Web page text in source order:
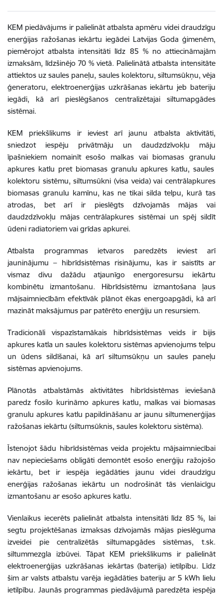
KEM piedāvājums ir palielināt atbalsta apmēru videi draudzīgu
enerģijas ražošanas iekārtu iegādei Latvijas Goda ģimenēm,
piemērojot atbalsta intensitāti līdz 85 % no attiecināmajām
izmaksām, līdzšinējo 70 % vietā. Palielinātā atbalsta intensitāte
attiektos uz saules paneļu, saules kolektoru, siltumsūkņu, vēja
ģeneratoru, elektroenerģijas uzkrāšanas iekārtu jeb bateriju
iegādi, kā arī pieslēgšanos centralizētajai siltumapgādes
sistēmai.
KEM priekšlikums ir ieviest arī jaunu atbalsta aktivitāti,
sniedzot iespēju privātmāju un daudzdzīvokļu māju
īpašniekiem nomainīt esošo malkas vai biomasas granulu
apkures katlu pret biomasas granulu apkures katlu, saules
kolektoru sistēmu, siltumsūkni (visa veida) vai centrālapkures
biomasas granulu kamīnu, kas ne tikai silda telpu, kurā tas
atrodas, bet arī ir pieslēgts dzīvojamās mājas vai
daudzdzīvokļu mājas centrālapkures sistēmai un spēj sildīt
ūdeni radiatoriem vai grīdas apkurei.
Atbalsta programmas ietvaros paredzēts ieviest arī
jauninājumu – hibrīdsistēmas risinājumu, kas ir saistīts ar
vismaz divu dažādu atjaunīgo energoresursu iekārtu
kombinētu izmantošanu. Hibrīdsistēmu izmantošana ļaus
mājsaimniecībām efektīvāk plānot ēkas energoapgādi, kā arī
mazināt maksājumus par patērēto enerģiju un resursiem.
Tradicionāli vispazīstamākais hibrīdsistēmas veids ir bijis
apkures katla un saules kolektoru sistēmas apvienojums telpu
un ūdens sildīšanai, kā arī siltumsūkņu un saules paneļu
sistēmas apvienojums.
Plānotās atbalstāmās aktivitātes hibrīdsistēmas ieviešanā
paredz fosilo kurināmo apkures katlu, malkas vai biomasas
granulu apkures katlu papildināšanu ar jaunu siltumenerģijas
ražošanas iekārtu (siltumsūknis, saules kolektoru sistēma).
Īstenojot šādu hibrīdsistēmas veida projektu mājsaimniecībai
nav nepieciešams obligāti demontēt esošo enerģiju ražojošo
iekārtu, bet ir iespēja iegādāties jaunu videi draudzīgu
enerģijas ražošanas iekārtu un nodrošināt tās vienlaicīgu
izmantošanu ar esošo apkures katlu.
Vienlaikus iecerēts palielināt atbalsta intensitāti līdz 85 %, lai
segtu projektēšanas izmaksas dzīvojamās mājas pieslēguma
izveidei pie centralizētās siltumapgādes sistēmas, t.sk.
siltummezgla izbūvei. Tāpat KEM priekšlikums ir palielināt
elektroenerģijas uzkrāšanas iekārtas (baterija) ietilpību. Līdz
šim ar valsts atbalstu varēja iegādāties bateriju ar 5 kWh lielu
ietilpību. Jaunās programmas piedāvājumā paredzēta iespēja